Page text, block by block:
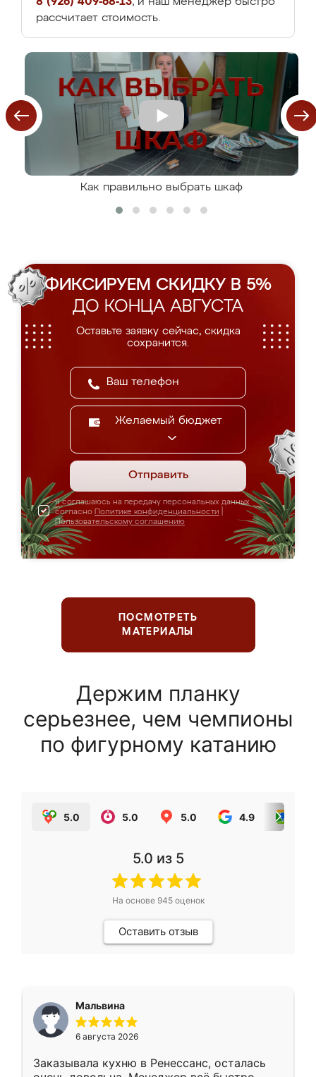
рассчитает стоимость.
Как правильно выбрать шкаф
ФИКСИРУЕМ СКИДКУ В 5%
ДО КОНЦА АВГУСТА
Оставьте заявку сейчас, скидка
сохранится.
Желаемый бюджет
Отправить
Я соглашаюсь на передачу персональных данных
согласно Политике конфиденциальности
Пользовательскому соглашению
ПОСМОТРЕТЬ
МАТЕРИАЛЫ
Держим планку
серьезнее, чем чемпионы
по фигурному катанию
5.0 5.0 5.0 4.9
5.0 из 5
На основе 945оценок
Оставить отзыв
Мальвина
6 августа 2026
Заказывала кухню в Ренессанс, осталась